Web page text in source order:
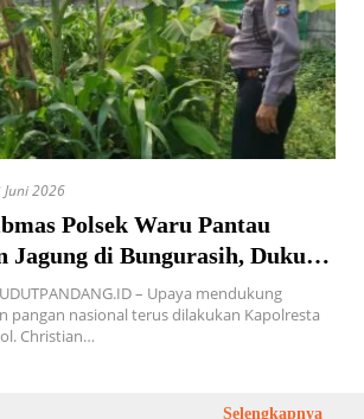
Juni 2026
Polsek Waru Pantau
Jagung di Bungurasih, Dukung
Nasional– Upaya mendukung
pangan nasional terus dilakukan Kapolresta
Christian…
Selengkapnya